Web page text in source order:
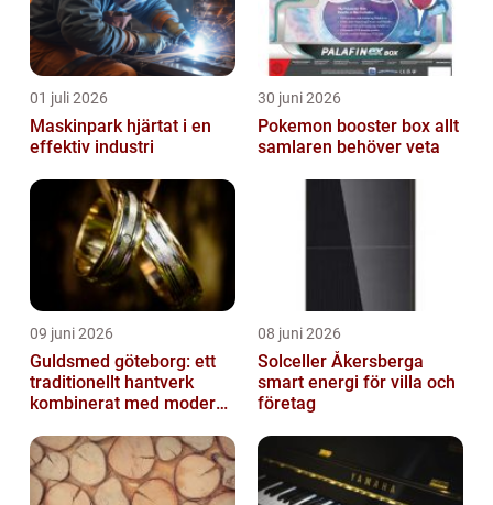
01 juli 2026
Maskinpark hjärtat i en
effektiv industri
30 juni 2026
Pokemon booster box allt
samlaren behöver veta
09 juni 2026
Guldsmed göteborg: ett
traditionellt hantverk
kombinerat med modern
08 juni 2026
Solceller Åkersberga
smart energi för villa och
företag